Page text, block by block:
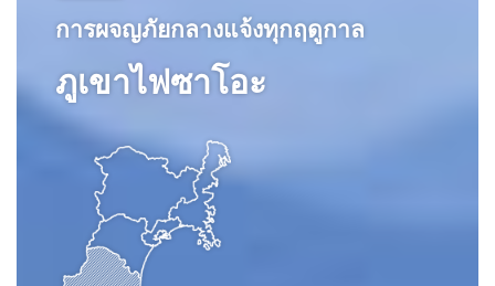
การผจญภัยกลางแจ้งทุกฤดูกาล
ภูเขาไฟซาโอะ